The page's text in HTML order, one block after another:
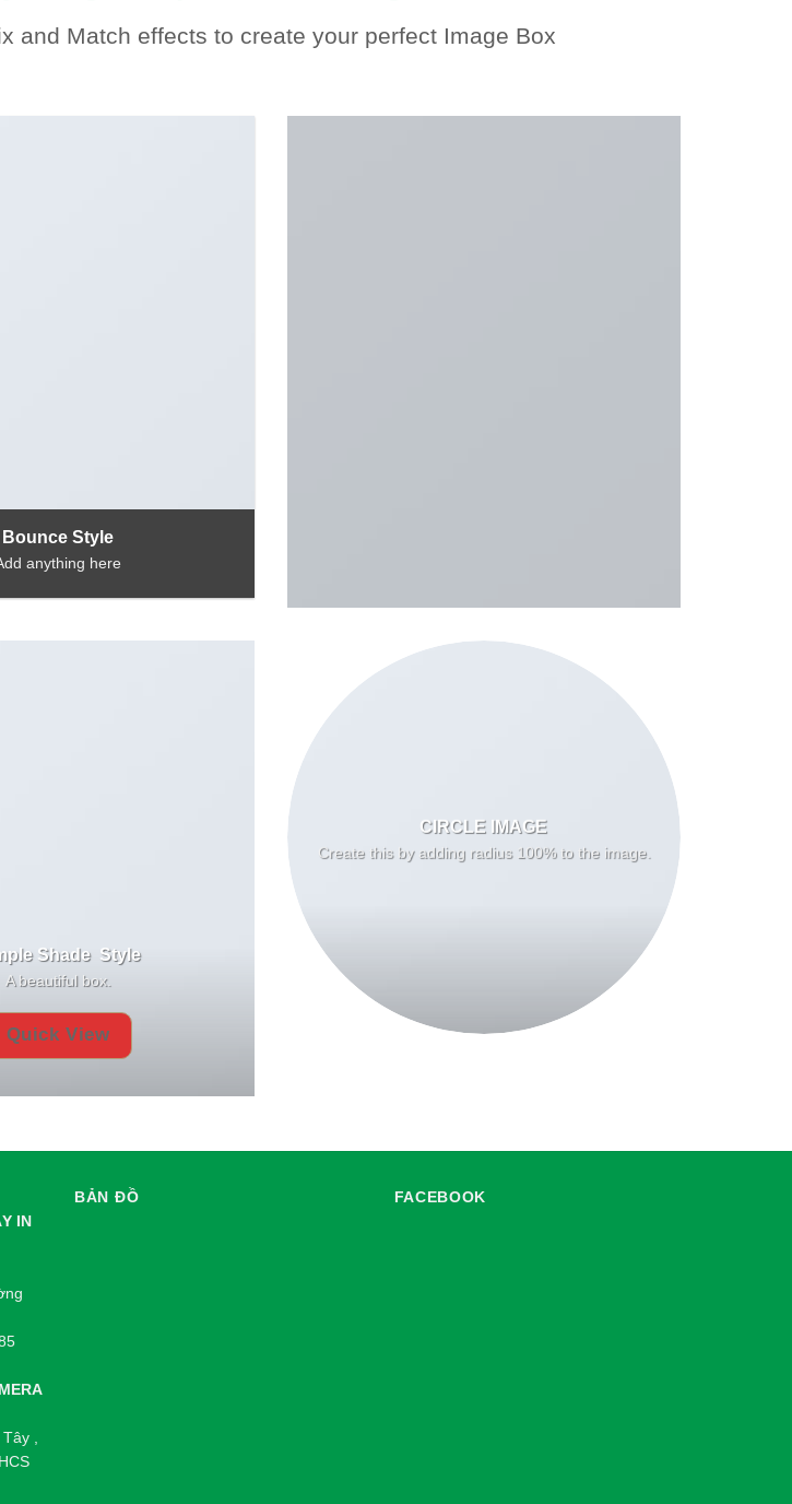
and Match effects to create your perfect Image Box
Bounce Style
anything here
Shade Style
A beautiful box.
Quick View
CIRCLE IMAGE
Create this by adding radius 100% to the image.
IN
,
BẢN ĐỒ FACEBOOK